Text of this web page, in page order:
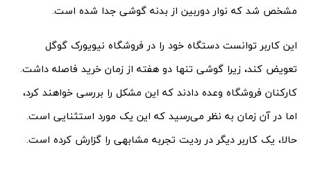
مشخص شد که نوار دوربین از بدنه گوشی جدا شده است.
این کاربر توانست دستگاه خود را در فروشگاه نیویورک گوگل
تعویض کند، زیرا گوشی تنها دو هفته از زمان خرید فاصله داشت.
کارکنان فروشگاه وعده دادند که این مشکل را بررسی خواهند کرد،
اما در آن زمان به نظر می‌رسید که این یک مورد استثنایی است.
حالا، یک کاربر دیگر در ردیت تجربه مشابهی را گزارش کرده است.